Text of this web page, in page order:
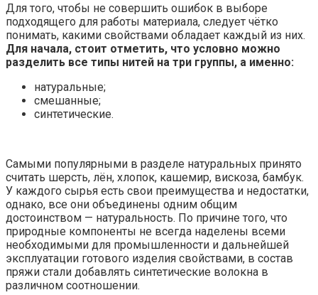
Для того, чтобы не совершить ошибок в выборе
подходящего для работы материала, следует чётко
понимать, какими свойствами обладает каждый из них.
Для начала, стоит отметить, что условно можно
разделить все типы нитей на три группы, а именно:
натуральные;
смешанные;
синтетические.
Самыми популярными в разделе натуральных принято
считать шерсть, лён, хлопок, кашемир, вискоза, бамбук.
У каждого сырья есть свои преимущества и недостатки,
однако, все они объединены одним общим
достоинством — натуральность. По причине того, что
природные компоненты не всегда наделены всеми
необходимыми для промышленности и дальнейшей
эксплуатации готового изделия свойствами, в состав
пряжи стали добавлять синтетические волокна в
различном соотношении.